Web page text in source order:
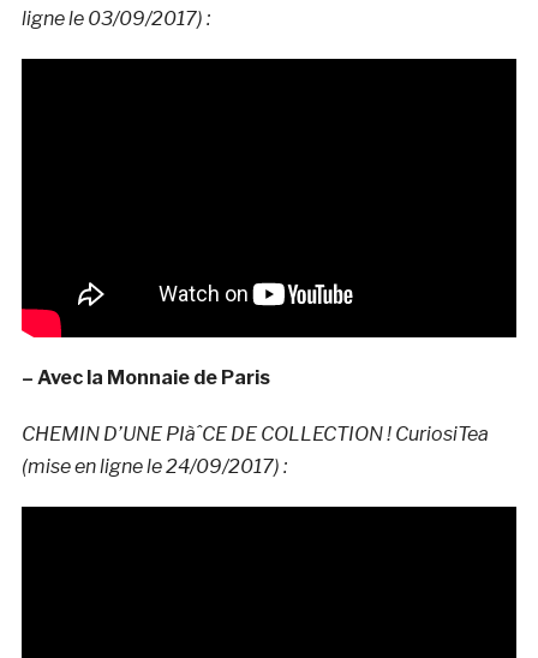
ligne le 03/09/2017) :
– Avec la Monnaie de Paris
CHEMIN D’UNE PIàˆCE DE COLLECTION ! CuriosiTea
(mise en ligne le 24/09/2017) :